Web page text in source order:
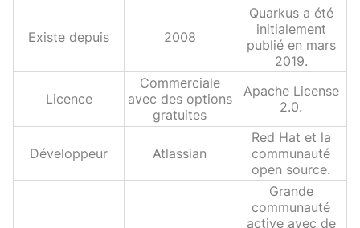
Existe depuis 2008
Quarkus a été
initialement
publié en mars
2019.
Licence
Commerciale
avec des options
gratuites
Apache License
2.0.
Développeur Atlassian
Red Hat et la
communauté
open source.
Grande
communauté
active avec de